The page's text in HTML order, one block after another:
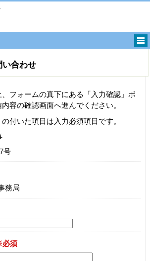
い合わせ
フォームの真下にある「入力確認」ボ
容の確認画面へ進んでください。
の付いた項目は入力必須項目です。
号
務局
須